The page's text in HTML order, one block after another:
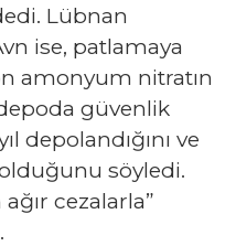
Lübnan
ise, patlamaya
amonyum nitratın
güvenlik
depolandığını ve
söyledi.
cezalarla”